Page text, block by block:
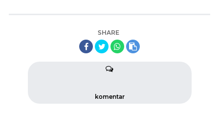
SHARE
komentar